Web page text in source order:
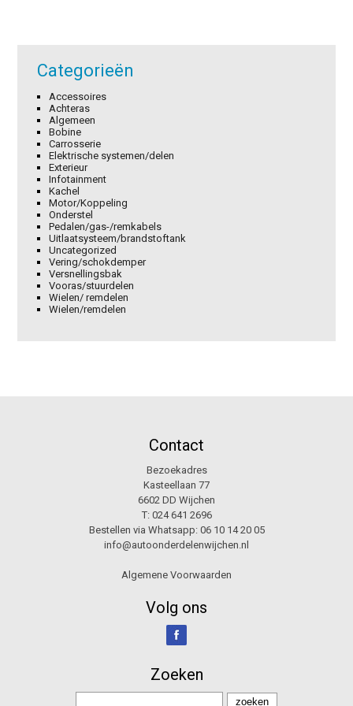
Categorieën
Accessoires
Achteras
Algemeen
Bobine
Carrosserie
Elektrische systemen/delen
Exterieur
Infotainment
Kachel
Motor/Koppeling
Onderstel
Pedalen/gas-/remkabels
Uitlaatsysteem/brandstoftank
Uncategorized
Vering/schokdemper
Versnellingsbak
Vooras/stuurdelen
Wielen/ remdelen
Wielen/remdelen
Contact
Bezoekadres
Kasteellaan 77
6602 DD Wijchen
T: 024 641 2696
Bestellen via Whatsapp: 06 10 14 20 05
info@autoonderdelenwijchen.nl
Algemene Voorwaarden
Volg ons
Zoeken